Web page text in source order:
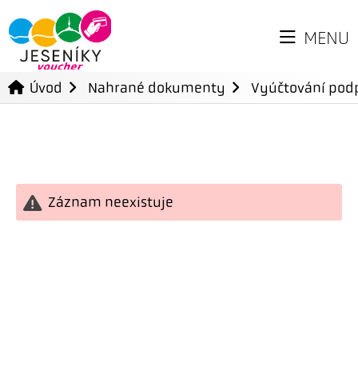
MENU
Úvod Nahrané dokumenty Vyúčtování
Záznam neexistuje